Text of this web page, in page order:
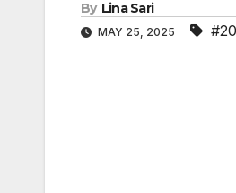
By Lina Sari
MAY 25, 2025